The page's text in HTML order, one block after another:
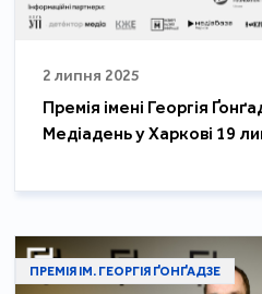
2 липня 2025
Премія імені Георгія
Медіадень у Харкові 19
ПРЕМІЯ ІМ. ГЕОРГІЯ ҐОНҐАДЗЕ